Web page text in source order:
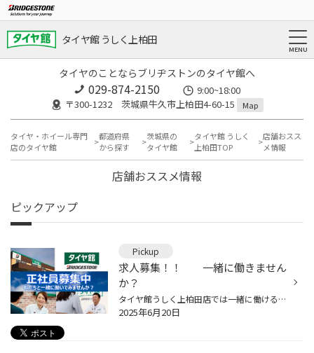
タイヤ館 うしく上柏田
タイヤのことならブリヂストンのタイヤ館へ
029-874-2150
9:00~18:00
〒300-1232 茨城県牛久市上柏田4-60-15
Map
タイヤ・ホイール専門
店のタイヤ館
都道府県
から探す
茨城県の
タイヤ館
タイヤ館 うしく
上柏田TOP
店舗おスス
メ情報
店舗おススメ情報
ピックアップ
Pickup
求人募集！！ 一緒に働きません
か？
タイヤ館うしく上柏田店では一緒に働けるスタッフを募集しています！ 仕事の内容はタイヤの販売、交換、オイル交換、車検整備、各種パーツ取り付け等、 お客様の安心カーライフのサポートをさせていただきます。 車が好き！ 整備をしてみたい！ 整備が好き！ 接客をしてみたい！ 接客が好き！ 楽し...
2025年6月20日